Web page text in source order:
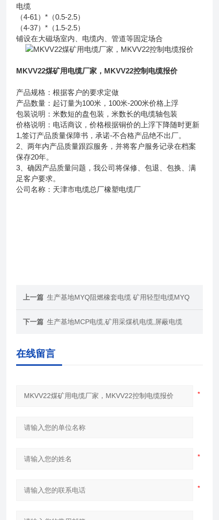
电缆
（4-61）*（0.5-2.5）
（4-37）*（1.5-2.5）
铺设在大磁场室内、电缆内、管道等固定场合
MKVV22煤矿用电缆厂家，MKVV22控制电缆报价
产品规格：根据客户的要求定做
产品数量：起订量为100米，100米-200米价格上浮
包装说明：米数短的盘包装，米数长的电缆轴包装
价格说明：电话商议，价格根据铜价的上浮下降随时更新
1,签订产品质量保障书，承诺-不合格产品绝不出厂。
2、两年内产品质量跟踪服务，并将客户服务记录在档案
保存20年。
3、确因产品质量问题，我公司将保修、包退、包换、满
足客户要求。
公司名称：天津市电缆总厂橡塑电缆厂
上一篇 生产基地MYQ阻燃橡套电缆 矿用轻型电缆MYQ
下一篇 生产基地MCP电缆,矿用采煤机电缆,屏蔽电缆
在线留言